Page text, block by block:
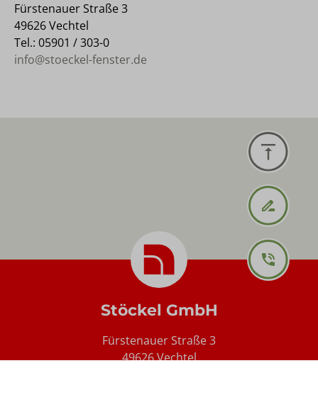
Fürstenauer Straße 3
49626 Vechtel
Tel.: 05901 / 303-0
info@stoeckel-fenster.de
Stöckel GmbH
Fürstenauer Straße 3
49626 Vechtel